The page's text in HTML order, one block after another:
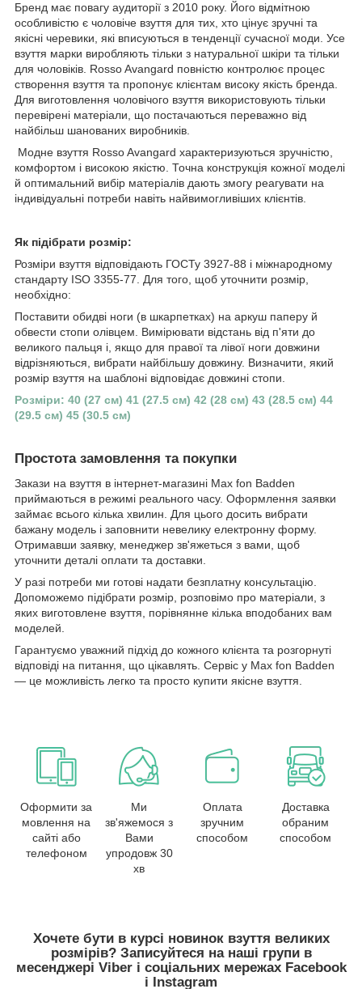
Бренд має повагу аудиторії з 2010 року. Його відмітною
особливістю є чоловіче взуття для тих, хто цінує зручні та
якісні черевики, які вписуються в тенденції сучасної моди. Усе
взуття марки виробляють тільки з натуральної шкіри та тільки
для чоловіків. Rosso Avangard повністю контролює процес
створення взуття та пропонує клієнтам високу якість бренда.
Для виготовлення чоловічого взуття використовують тільки
перевірені матеріали, що постачаються переважно від
найбільш шанованих виробників.
Модне взуття Rosso Avangard характеризуються зручністю,
комфортом і високою якістю. Точна конструкція кожної моделі
й оптимальний вибір матеріалів дають змогу реагувати на
індивідуальні потреби навіть найвимогливіших клієнтів.
Як підібрати розмір:
Розміри взуття відповідають ГОСТу 3927-88 і міжнародному
стандарту ISO 3355-77. Для того, щоб уточнити розмір,
необхідно:
Поставити обидві ноги (в шкарпетках) на аркуш паперу й
обвести стопи олівцем. Вимірювати відстань від п'яти до
великого пальця і, якщо для правої та лівої ноги довжини
відрізняються, вибрати найбільшу довжину. Визначити, який
розмір взуття на шаблоні відповідає довжині стопи.
Розміри: 40 (27 см) 41 (27.5 см) 42 (28 см) 43 (28.5 см) 44
(29.5 см) 45 (30.5 см)
Простота замовлення та покупки
Закази на взуття в інтернет-магазині Max fon Badden
приймаються в режимі реального часу. Оформлення заявки
займає всього кілька хвилин. Для цього досить вибрати
бажану модель і заповнити невелику електронну форму.
Отримавши заявку, менеджер зв'яжеться з вами, щоб
уточнити деталі оплати та доставки.
У разі потреби ми готові надати безплатну консультацію.
Допоможемо підібрати розмір, розповімо про матеріали, з
яких виготовлене взуття, порівнянне кілька вподобаних вам
моделей.
Гарантуємо уважний підхід до кожного клієнта та розгорнуті
відповіді на питання, що цікавлять. Сервіс у Max fon Badden
— це можливість легко та просто купити якісне взуття.
Оформити за
мовлення на
сайті або
телефоном
Ми
зв'яжемося з
Вами
упродовж 30
хв
Оплата
зручним
способом
Доставка
обраним
способом
Хочете бути в курсі новинок взуття великих
розмірів? Записуйтеся на наші групи в
месенджері Viber і соціальних мережах Facebook
і Instagram